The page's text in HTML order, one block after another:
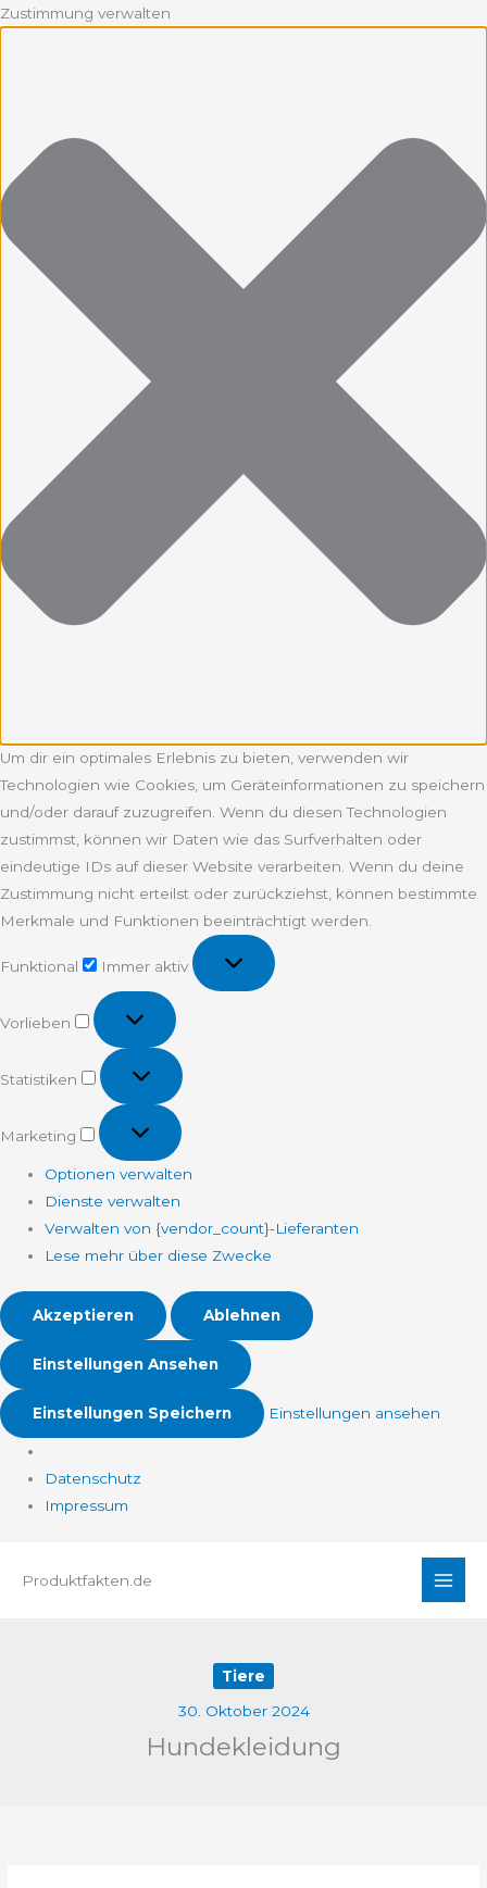
Zustimmung verwalten
Um dir ein optimales Erlebnis zu bieten, verwenden wir
Technologien wie Cookies, um Geräteinformationen zu speichern
und/oder darauf zuzugreifen. Wenn du diesen Technologien
zustimmst, können wir Daten wie das Surfverhalten oder
eindeutige IDs auf dieser Website verarbeiten. Wenn du deine
Zustimmung nicht erteilst oder zurückziehst, können bestimmte
Merkmale und Funktionen beeinträchtigt werden.
Funktional
Immer aktiv
Vorlieben
Vorlieben
Statistiken
Statistiken
Marketing
Marketing
Optionen verwalten
Dienste verwalten
Verwalten von {vendor_count}-Lieferanten
Lese mehr über diese Zwecke
Akzeptieren Ablehnen
Einstellungen Ansehen
Einstellungen Speichern Einstellungen ansehen
Datenschutz
Impressum
InhaltProduktfakten.de
Tiere
30. Oktober 2024
Hundekleidung